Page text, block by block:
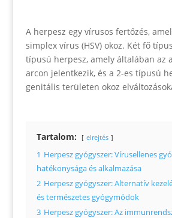
A herpesz egy vírusos fertőzés,
simplex vírus (HSV) okoz. Két fő
típusú herpesz, amely általában az
arcon jelentkezik, és a 2-es típusú
genitális területen okoz
Tartalom: elrejtés
1 Herpesz gyógyszer: Vírusellenes
hatékonysága és alkalmazása
2 Herpesz gyógyszer: Alternatív
és természetes gyógymódok
3 Herpesz gyógyszer: Az